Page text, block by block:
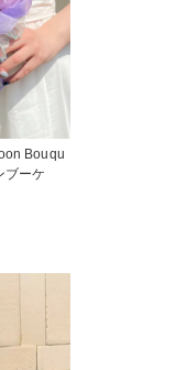
Bouqu
ブーケ